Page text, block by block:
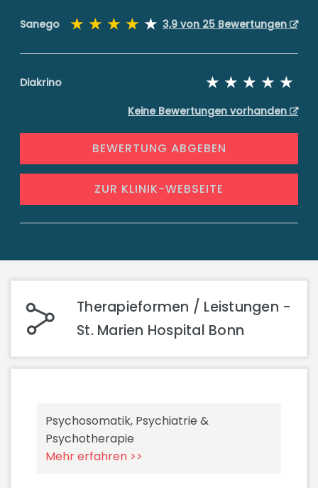
Sanego 3,9 von 25 Bewertungen
Diakrino
Keine Bewertungen vorhanden
BEWERTUNG ABGEBEN
ZUR KLINIK-WEBSEITE
Therapieformen / Leistungen -
St. Marien Hospital Bonn
Psychosomatik, Psychiatrie &
Psychotherapie
Mehr erfahren >>